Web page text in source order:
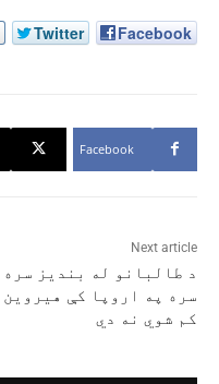
Facebook
Twitter
Facebook
Next article
د طالبانو له بندیز سره
سره په اروپا کې هیروین
کم شوي نه دي